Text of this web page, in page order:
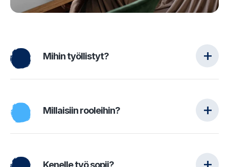
Mihin työllistyt?
Millaisiin rooleihin?
Kenelle työ sopii?